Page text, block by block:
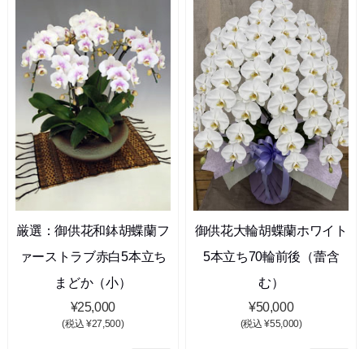
厳選：御供花和鉢胡蝶蘭フ
ァーストラブ赤白5本立ち
まどか（小）
¥25,000
(税込 ¥27,500)
御供花大輪胡蝶蘭ホワイト
5本立ち70輪前後（蕾含
む）
¥50,000
(税込 ¥55,000)